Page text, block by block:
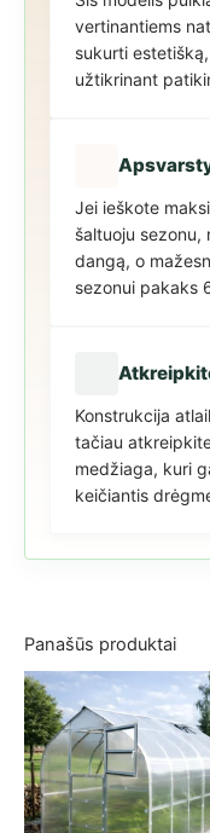
vertinantiems
sukurti
užtikrinant
Jei ieškote
šaltuoju sezonu,
dangą, o
sezonui pakaks
Konstrukcija
tačiau
medžiaga, kuri
keičiantis
Panašūs produktai